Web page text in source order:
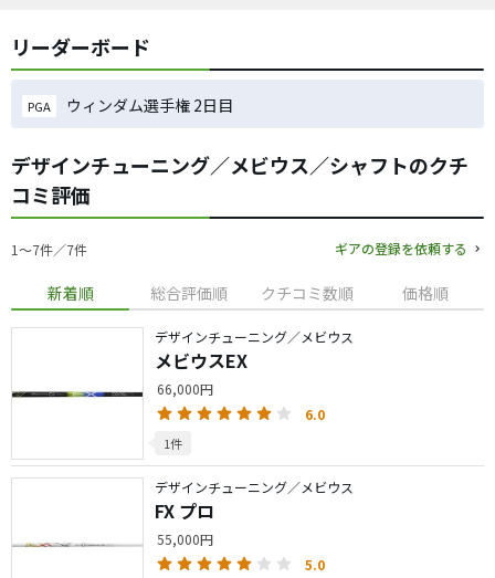
リーダーボード
PGA ウィンダム選手権 2日目
デザインチューニング／メビウス／シャフトのクチ
コミ評価
1〜7件／7件 ギアの登録を依頼する
新着順 総合評価順 クチコミ数順 価格順
デザインチューニング／メビウス
メビウスEX
66,000円
6.0
1件
デザインチューニング／メビウス
FX プロ
55,000円
5.0